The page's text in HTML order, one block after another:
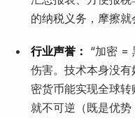
的纳税义务，摩擦就
行业声誉： “加密 =
伤害。技术本身没
密货币能实现全球
就不可逆（既是优